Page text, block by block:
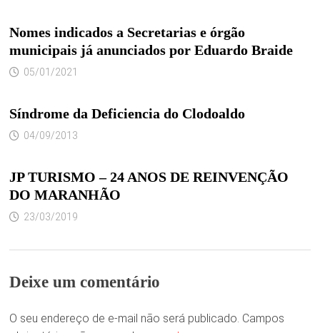
Nomes indicados a Secretarias e órgão
municipais já anunciados por Eduardo Braide
05/01/2021
Síndrome da Deficiencia do Clodoaldo
04/09/2013
JP TURISMO – 24 ANOS DE REINVENÇÃO
DO MARANHÃO
23/03/2019
Deixe um comentário
O seu endereço de e-mail não será publicado. Campos